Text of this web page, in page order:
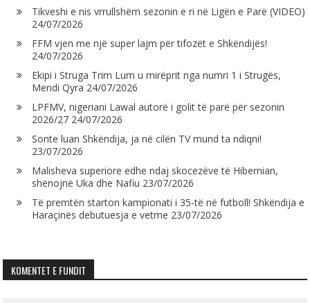
Tikveshi e nis vrrullshëm sezonin e ri në Ligën e Parë (VIDEO)
24/07/2026
FFM vjen me një super lajm për tifozët e Shkëndijës!
24/07/2026
Ekipi i Struga Trim Lum u mirëprit nga numri 1 i Strugës,
Mendi Qyra 24/07/2026
LPFMV, nigeriani Lawal autorë i golit të parë për sezonin
2026/27 24/07/2026
Sonte luan Shkëndija, ja në cilën TV mund ta ndiqni!
23/07/2026
Malisheva superiore edhe ndaj skocezëve të Hibernian,
shënojnë Uka dhe Nafiu 23/07/2026
Të premtën starton kampionati i 35-të në futboll! Shkëndija e
Haraçinës debutuesja e vetme 23/07/2026
KOMENTET E FUNDIT